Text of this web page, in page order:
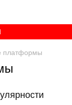
платформы